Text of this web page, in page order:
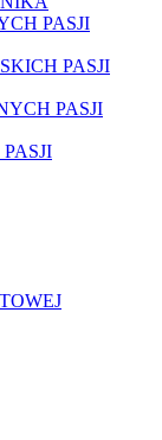
PASJI
PASJI
PASJI